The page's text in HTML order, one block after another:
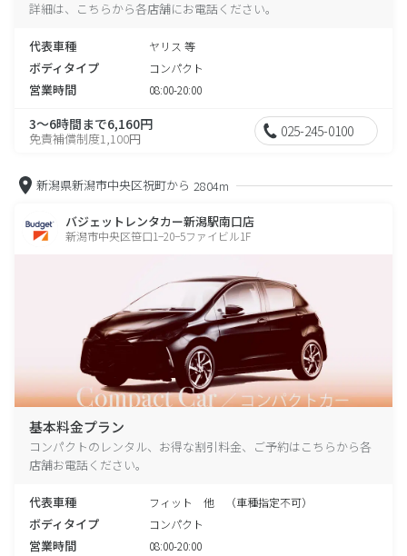
詳細は、こちらから各店舗にお電話ください。
代表車種 ヤリス 等
ボディタイプ コンパクト
営業時間 08:00-20:00
3～6時間まで6,160円
免責補償制度1,100円 025-245-0100
新潟県新潟市中央区祝町から 2804m
バジェットレンタカー新潟駅南口店
新潟市中央区笹口1−20−5ファイビル1F
基本料金プラン
コンパクトのレンタル、お得な割引料金、ご予約はこちらから各
店舗お電話ください。
代表車種 フィット 他 （車種指定不可）
ボディタイプ コンパクト
営業時間 08:00-20:00